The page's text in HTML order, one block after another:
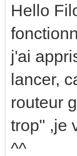
Hello
j'ai
lancer,
routeur
trop" ,je
^^